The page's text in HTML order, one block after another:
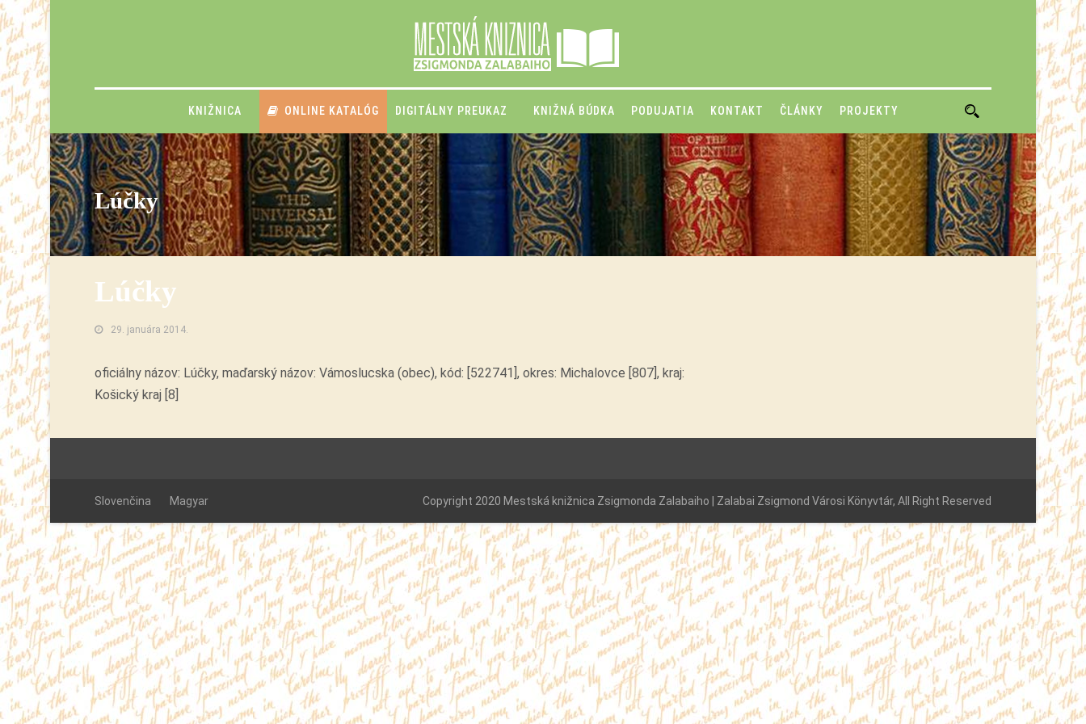
KNIŽNICA ONLINE KATALÓG DIGITÁLNY PREUKAZ KNIŽNÁ BÚDKA PODUJATIA KONTAKT ČLÁNKY PROJEKTY
Lúčky
Lúčky
29. januára 2014.
oficiálny názov: Lúčky, maďarský názov: Vámoslucska (obec), kód: [522741], okres: Michalovce [807], kraj:
Košický kraj [8]
Slovenčina Magyar Copyright 2020 Mestská knižnica Zsigmonda Zalabaiho | Zalabai Zsigmond Városi Könyvtár, All Right Reserved